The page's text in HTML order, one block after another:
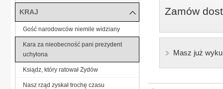
Zamów
Masz już
KRAJ
Gość narodowców niemile widziany
Kara za nieobecność pani prezydent
uchylona
Ksiądz, który ratował Żydów
Nasz rząd zyskał trochę czasu